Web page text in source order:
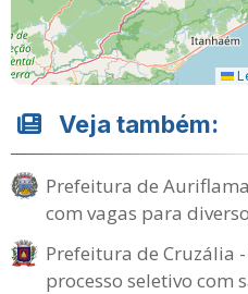
Veja também:
Prefeitura de
com vagas para
Prefeitura de Cruzália
processo seletivo com